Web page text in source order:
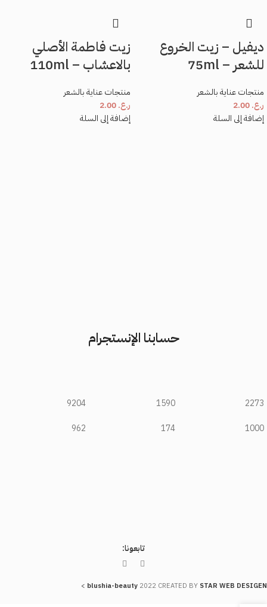
ديفيل – زيت الخروع
للشعر – 75ml
منتجات عناية بالشعر
ر.ع.
إضافة إلى السلة
زيت فاطمة الأصلي
بالاعشاب – 110ml
منتجات عناية بالشعر
ر.ع.
إضافة إلى السلة
حسابنا الإنستجرام
2273
1000
1590
174
9204
962
تابعونا:
blushia-beauty 2022 CREATED BY STAR WEB DESIGEN
>